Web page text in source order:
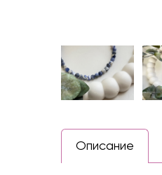
Описание